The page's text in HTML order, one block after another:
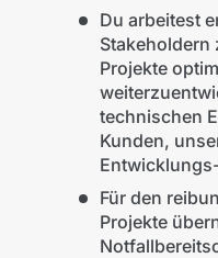
Du arbeitest
Stakeholdern
Projekte
technischen
Kunden,
Für den
Projekte